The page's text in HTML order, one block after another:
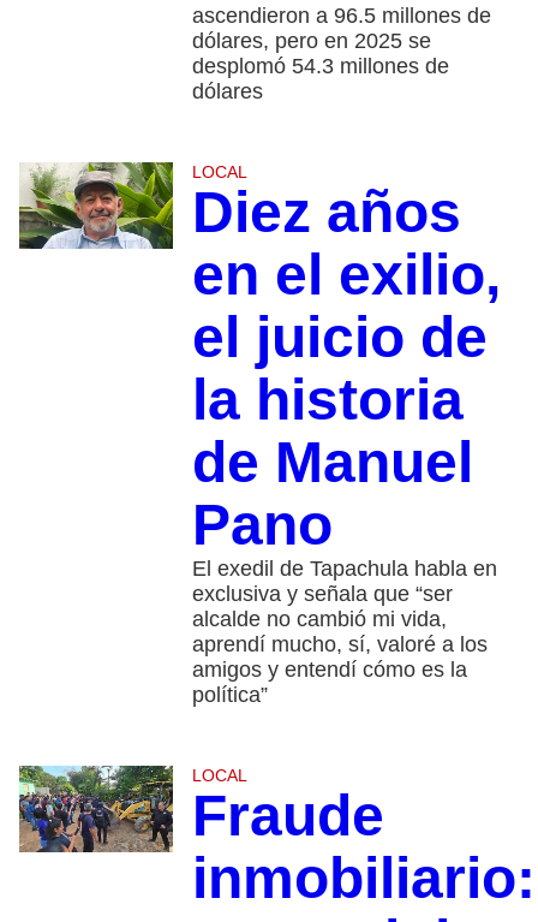
ascendieron a 96.5 millones de
dólares, pero en 2025 se
desplomó 54.3 millones de
dólares
LOCAL
Diez años
en el exilio,
el juicio de
la historia
de Manuel
Pano
El exedil de Tapachula habla en
exclusiva y señala que “ser
alcalde no cambió mi vida,
aprendí mucho, sí, valoré a los
amigos y entendí cómo es la
política”
LOCAL
Fraude
inmobiliario: